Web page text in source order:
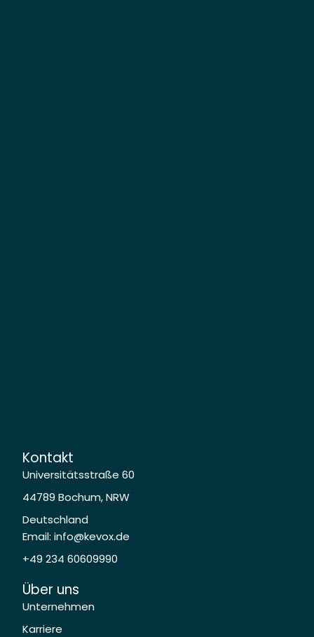
Kontakt
Universitätsstraße 60
44789 Bochum, NRW
Deutschland
Email: info@kevox.de
+49 234 60609990
Über uns
Unternehmen
Karriere